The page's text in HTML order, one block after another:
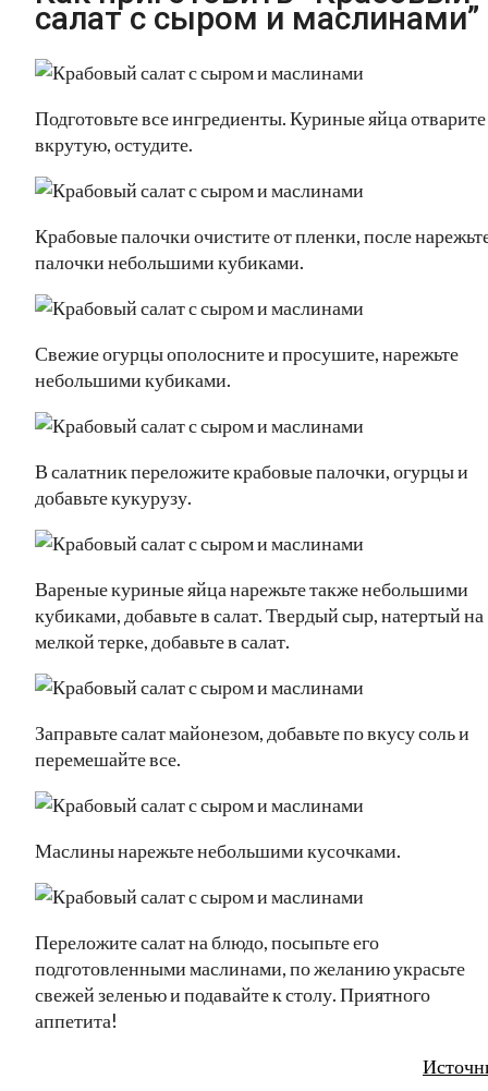
салат с сыром и маслинами”
Подготовьте все ингредиенты. Куриные яйца отварите
вкрутую, остудите.
Крабовые палочки очистите от пленки, после
палочки небольшими кубиками.
Свежие огурцы ополосните и просушите, нарежьте
небольшими кубиками.
В салатник переложите крабовые палочки, огурцы и
добавьте кукурузу.
Вареные куриные яйца нарежьте также небольшими
кубиками, добавьте в салат. Твердый сыр, натертый на
мелкой терке, добавьте в салат.
Заправьте салат майонезом, добавьте по вкусу соль и
перемешайте все.
Маслины нарежьте небольшими кусочками.
Переложите салат на блюдо, посыпьте его
подготовленными маслинами, по желанию украсьте
свежей зеленью и подавайте к столу. Приятного
аппетита!